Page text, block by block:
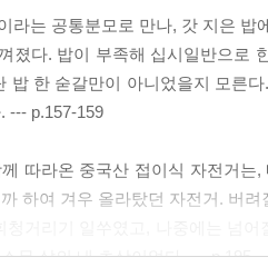
경주 : 경주, 맑음
지호
브롬톤을 좋아하세요?
인애 이상진
on BROMPTON : BWC
라는 공통분모로 만나, 갓 지은
졌다. 밥이 부족해 십시일반으로
밥 한 숟갈만이 아니었을지 모른
--- p.157-159
따라온 중국산 접이식 자전거
하여 겨우 올라탔던 자전거. 버
무 살의 내 초상이었다. --- p.195